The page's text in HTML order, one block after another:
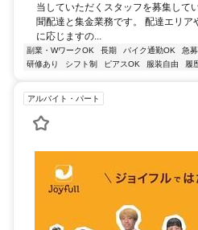
当していただくスタッフを募集して
聞配達と集金業務です。 配達エリ
に応じますの...
副業・WワークOK 長期 バイク通勤OK 急募
研修あり
シフト制 ピアスOK 服装自由 履
アルバイト・パート